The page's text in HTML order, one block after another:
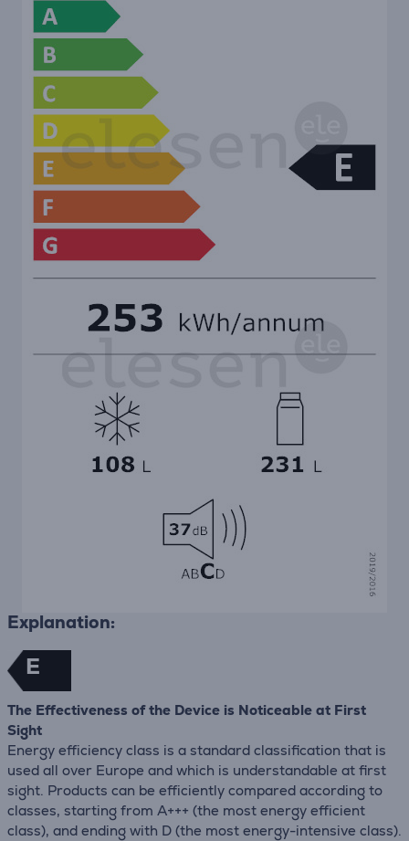
Explanation:
E
The Effectiveness of the Device is Noticeable at First
Sight
Energy efficiency class is a standard classification that is
used all over Europe and which is understandable at first
sight. Products can be efficiently compared according to
classes, starting from A+++ (the most energy efficient
class), and ending with D (the most energy-intensive class).